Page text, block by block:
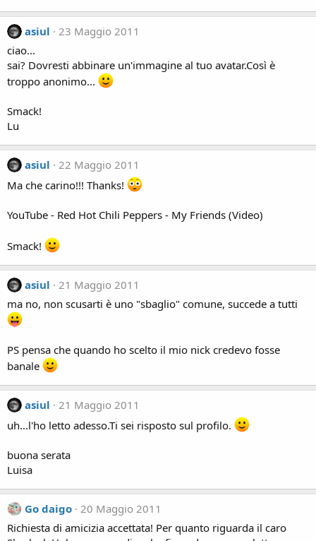
asiul
23 Maggio 2011
ciao...
sai? Dovresti abbinare un'immagine al tuo avatar.Così è
troppo anonimo...
Smack!
Lu
asiul
22 Maggio 2011
Ma che carino!!! Thanks!
YouTube - ‪Red Hot Chili Peppers - My Friends (Video)‬‏
Smack!
asiul
21 Maggio 2011
ma no, non scusarti è uno "sbaglio" comune, succede a tutti
PS pensa che quando ho scelto il mio nick credevo fosse
banale
asiul
21 Maggio 2011
uh...l'ho letto adesso.Ti sei risposto sul profilo.
buona serata
Luisa
Go daigo 20 Maggio 2011
Richiesta di amicizia accettata! Per quanto riguarda il caro